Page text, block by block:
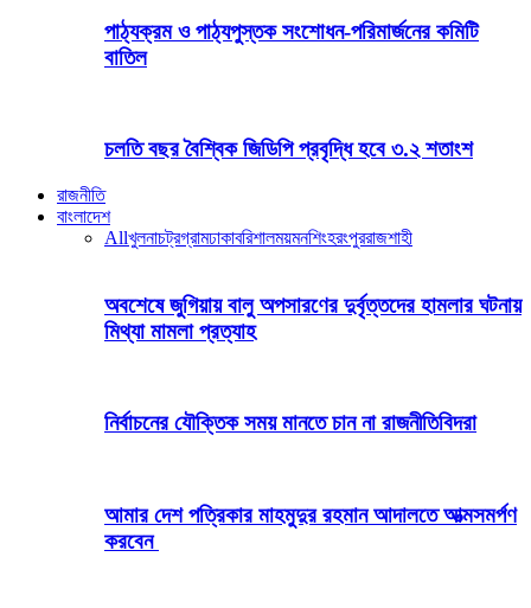
পাঠ্যক্রম ও পাঠ্যপুস্তক সংশোধন-পরিমার্জনের কমিটি
বাতিল
চলতি বছর বৈশ্বিক জিডিপি প্রবৃদ্ধি হবে ৩.২ শতাংশ
রাজনীতি
বাংলাদেশ
Allখুলনাচট্রগ্রামঢাকাবরিশালময়মনশিংহরংপুররাজশাহী
অবশেষে জুগিয়ায় বালু অপসারণের দুর্বৃত্তদের হামলার ঘটনায়
মিথ্যা মামলা প্রত্যাহ
নির্বাচনের যৌক্তিক সময় মানতে চান না রাজনীতিবিদরা
আমার দেশ পত্রিকার মাহমুদুর রহমান আদালতে আত্মসমর্পণ
করবেন